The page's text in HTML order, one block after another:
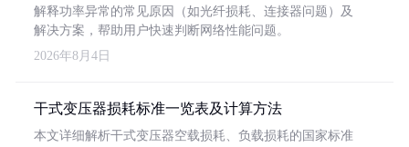
解释功率异常的常见原因（如光纤损耗、连接器问题）及
解决方案，帮助用户快速判断网络性能问题。
2026年8月4日
干式变压器损耗标准一览表及计算方法
本文详细解析干式变压器空载损耗、负载损耗的国家标准